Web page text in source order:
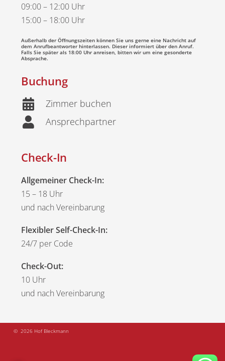
09:00 – 12:00 Uhr
15:00 – 18:00 Uhr
Außerhalb der Öffnungszeiten können Sie uns gerne eine Nachricht auf
dem Anrufbeantworter hinterlassen. Dieser informiert über den Anruf.
Falls Sie später als 18:00 Uhr anreisen, bitten wir um eine gesonderte
Absprache.
Buchung
Zimmer buchen
Ansprechpartner
Check-In
Allgemeiner Check-In:
15 – 18 Uhr
und nach Vereinbarung
Flexibler Self-Check-In:
24/7 per Code
Check-Out:
10 Uhr
und nach Vereinbarung
© 2026 Hof Bleckmann